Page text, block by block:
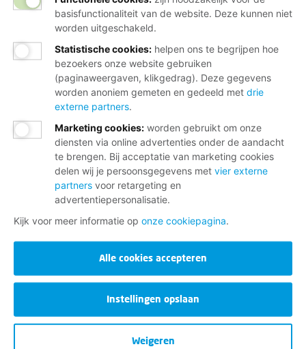
basisfunctionaliteit van de website. Deze kunnen niet
worden uitgeschakeld.
Statistische cookies: helpen ons te begrijpen hoe
bezoekers onze website gebruiken
(paginaweergaven, klikgedrag). Deze gegevens
worden anoniem gemeten en gedeeld met drie
externe partners.
Marketing cookies: worden gebruikt om onze
diensten via online advertenties onder de aandacht
te brengen. Bij acceptatie van marketing cookies
delen wij je persoonsgegevens met vier externe
partners voor retargeting en
advertentiepersonalisatie.
Kijk voor meer informatie op onze cookiepagina.
Alle cookies accepteren
Instellingen opslaan
Weigeren